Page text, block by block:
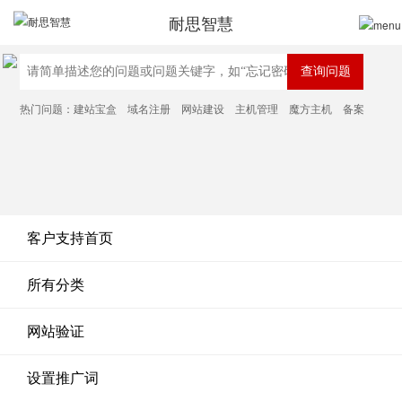
耐思智慧
热门问题：建站宝盒 域名注册 网站建设 主机管理 魔方主机 备案
客户支持首页
所有分类
网站验证
设置推广词